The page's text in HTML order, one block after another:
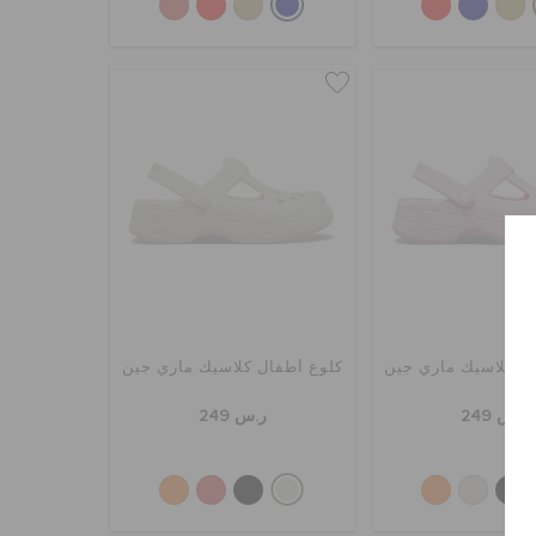
كلاسيك ماري جين
ر.س 249
كلوغ أطفال كلاسيك ماري جين
ر.س 249